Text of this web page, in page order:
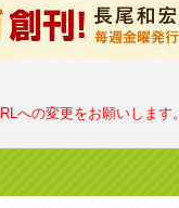
への変更をお願いします